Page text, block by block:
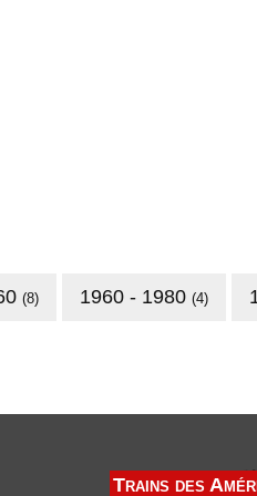
(8) 1960 - 1980 (4)
Trains des